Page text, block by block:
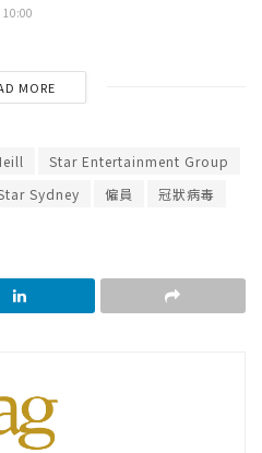
10:00
MORE
Star Entertainment Group
Sydney 僱員
冠狀病毒